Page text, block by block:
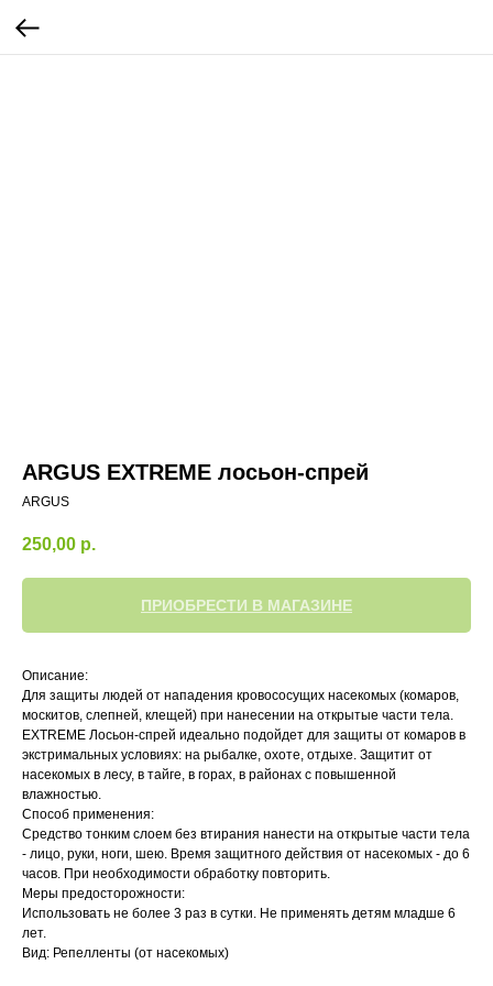
ARGUS EXTREME лосьон-спрей
ARGUS
250,00 р.
ПРИОБРЕСТИ В МАГАЗИНЕ
Описание:
Для защиты людей от нападения кровососущих насекомых (комаров,
москитов, слепней, клещей) при нанесении на открытые части тела.
EXTREME Лосьон-спрей идеально подойдет для защиты от комаров в
экстримальных условиях: на рыбалке, охоте, отдыхе. Защитит от
насекомых в лесу, в тайге, в горах, в районах с повышенной
влажностью.
Способ применения:
Средство тонким слоем без втирания нанести на открытые части тела
- лицо, руки, ноги, шею. Время защитного действия от насекомых - до 6
часов. При необходимости обработку повторить.
Меры предосторожности:
Использовать не более 3 раз в сутки. Не применять детям младше 6
лет.
Вид: Репелленты (от насекомых)